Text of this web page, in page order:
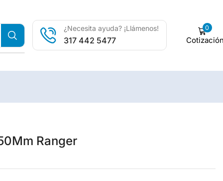
¿Necesita ayuda? ¡Llámenos!
317 442 5477
0
Ranger